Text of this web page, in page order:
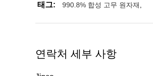
태그: 990.8% 합성 고무 원자재
연락처 세부 사항